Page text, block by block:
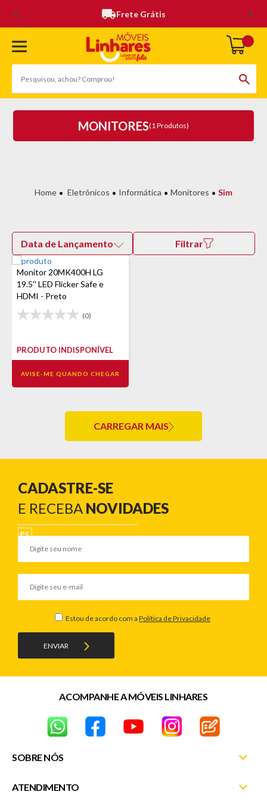
Frete Grátis
MONITORES(1 Produtos)
Eletrônicos Informática Monitores Sim
Data de Lançamento Filtrar
Monitor 20MK400H LG
19.5'' LED Flicker Safe e
HDMI - Preto
(0)
PRODUTO INDISPONÍVEL
AVISE-ME QUANDO CHEGAR
CARREGAR MAIS
CADASTRE-SE
E RECEBA NOVIDADES
ENVIAR
Estou de acordo com a Política de Privacidade
SOBRE NÓS
Nossas Lojas
ATENDIMENTO
ACOMPANHE A MÓVEIS LINHARES